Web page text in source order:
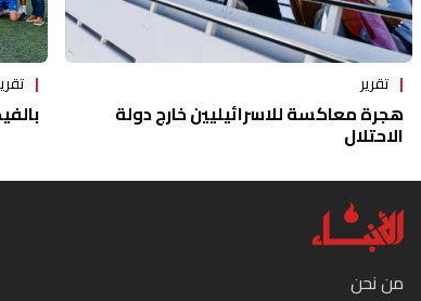
تقرير
هجرة معاكسة للاسرائيليين خارج دولة
الاحتلال
من نحن